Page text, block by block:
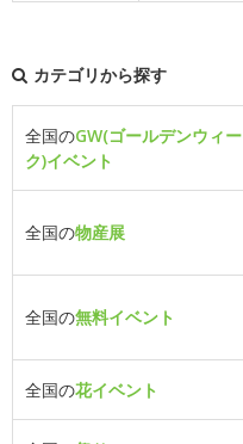
カテゴリから探す
全国のGW(ゴールデンウィー
ク)イベント
全国の物産展
全国の無料イベント
全国の花イベント